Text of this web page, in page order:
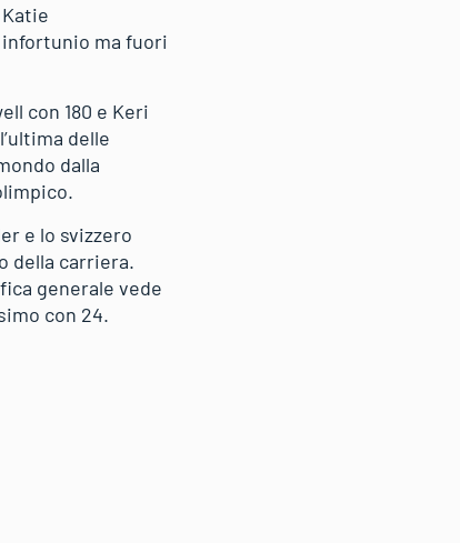
ma fuori
con 180 e Keri
delle
dalla
e lo svizzero
della carriera.
generale vede
con 24.